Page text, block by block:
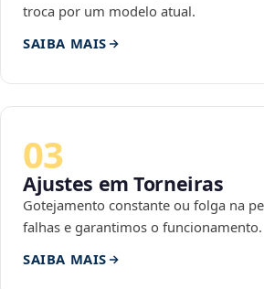
troca por um modelo atual.
SAIBA MAIS
03
Ajustes em Torneiras
Gotejamento constante ou folga na
falhas e garantimos o funcionamento.
SAIBA MAIS